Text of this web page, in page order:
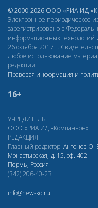
© 2000-2026 ООО «РИА ИД
Электронное периодическое
зарегистрировано в
информационных технологий
26 октября 2017 г.
Любое использование
редакции.
Правовая информация и
16+
УЧРЕДИТЕЛЬ
ООО «РИА ИД «Компаньон»
РЕДАКЦИЯ
Главный редактор: Антонов О.
Монастырская, д. 15, оф. 402
Пермь, Россия
(342) 206-40-23
info@newsko.ru